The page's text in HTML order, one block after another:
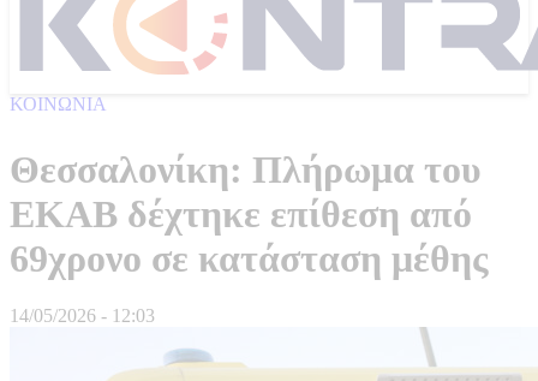
ΚΟΙΝΩΝΙΑ
Θεσσαλονίκη: Πλήρωμα του
ΕΚΑΒ δέχτηκε επίθεση από
69χρονο σε κατάσταση μέθης
14/05/2026 - 12:03